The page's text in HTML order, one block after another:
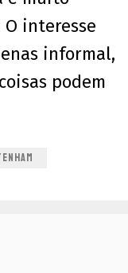
O interesse
informal,
podem